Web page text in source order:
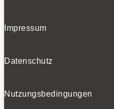
Impressum
Datenschutz
Nutzungsbedingungen